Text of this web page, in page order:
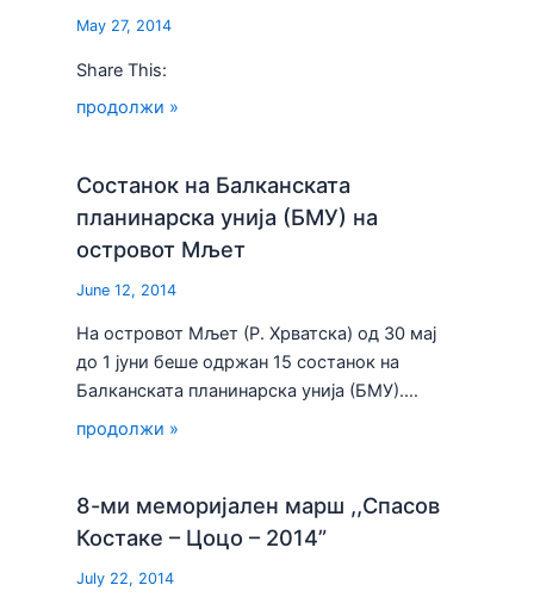
May 27, 2014
Share This:
продолжи »
Состанок на Балканската
планинарска унија (БМУ) на
островот Мљет
June 12, 2014
На островот Мљет (Р. Хрватска) од 30 мај
до 1 јуни беше одржан 15 состанок на
Балканската планинарска унија (БМУ).…
продолжи »
8-ми меморијален марш ,,Спасов
Костаке – Цоцо – 2014”
July 22, 2014